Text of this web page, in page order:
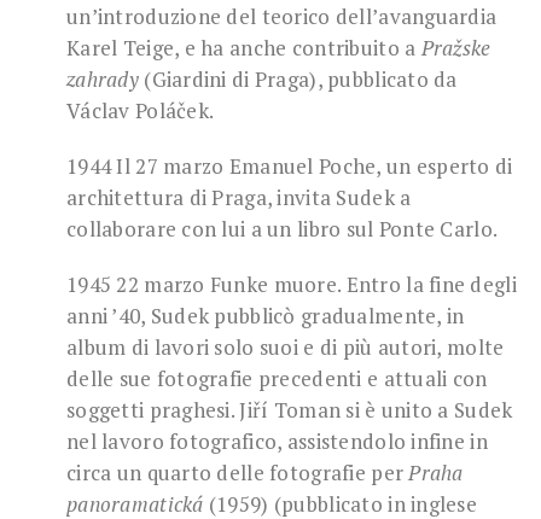
un’introduzione del teorico dell’avanguardia
Karel Teige, e ha anche contribuito a Pražske
zahrady(Giardini di Praga), pubblicato da
Václav Poláček.
1944 Il 27 marzo Emanuel Poche, un esperto di
architettura di Praga, invita Sudek a
collaborare con lui a un libro sul Ponte Carlo.
1945 22 marzo Funke muore. Entro la fine degli
anni ’40, Sudek pubblicò gradualmente, in
album di lavori solo suoi e di più autori, molte
delle sue fotografie precedenti e attuali con
soggetti praghesi. Jiří Toman si è unito a Sudek
nel lavoro fotografico, assistendolo infine in
circa un quarto delle fotografie perPraha
panoramatická (1959) (pubblicato in inglese